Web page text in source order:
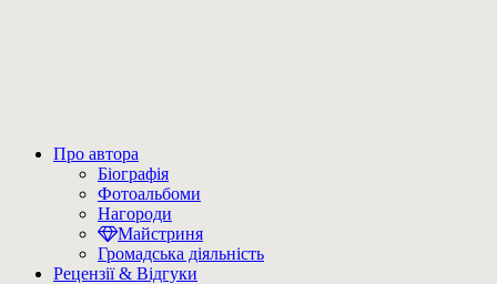
Про автора
Біографія
Фотоальбоми
Нагороди
Майстриня
Громадська діяльність
Рецензії & Відгуки